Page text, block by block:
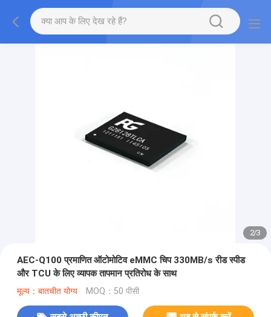
2/3
AEC-Q100 प्रमाणित ऑटोमोटिव eMMC चिप 330MB/s रीड स्पीड
और TCU के लिए व्यापक तापमान प्रतिरोध के साथ
मूल्य：बातचीत योग्य MOQ：50 पीसी